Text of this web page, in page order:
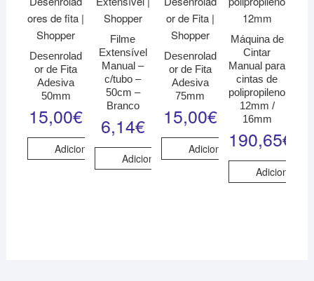
Desenrolad
or de Fita
Adesiva
50mm
15,00€
Adicionar
Filme
Extensível
Manual –
c/tubo –
50cm –
Branco
6,14€
Adicionar
Desenrolad
or de Fita
Adesiva
75mm
15,00€
Adicionar
Máquina de
Cintar
Manual para
cintas de
polipropileno
12mm /
16mm
190,65€
Adicionar